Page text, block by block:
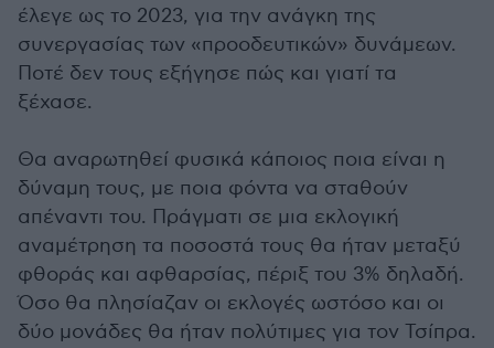
έλεγε ως το 2023, για την ανάγκη της
συνεργασίας των «προοδευτικών» δυνάμεων.
Ποτέ δεν τους εξήγησε πώς και γιατί τα
ξέχασε.
Θα αναρωτηθεί φυσικά κάποιος ποια είναι η
δύναμη τους, με ποια φόντα να σταθούν
απέναντι του. Πράγματι σε μια εκλογική
αναμέτρηση τα ποσοστά τους θα ήταν μεταξύ
φθοράς και αφθαρσίας, πέριξ του 3% δηλαδή.
Όσο θα πλησίαζαν οι εκλογές ωστόσο και οι
δύο μονάδες θα ήταν πολύτιμες για τον Τσίπρα.